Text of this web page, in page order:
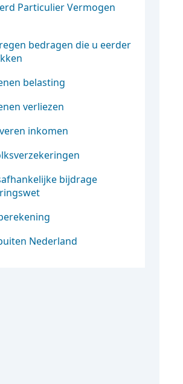
Particulier Vermogen
bedragen die u eerder
belasting
verliezen
inkomen
bijdrage
Nederland